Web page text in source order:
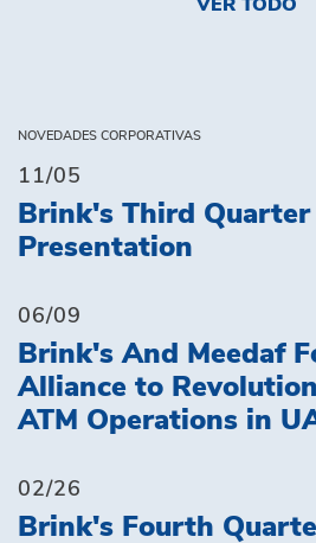
VER TODO
NOVEDADES CORPORATIVAS
11/05
Brink's Third Quarter
Presentation
06/09
Brink's And Meedaf
Alliance to
ATM Operations in
02/26
Brink's Fourth